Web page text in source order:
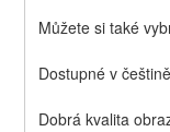
Můžete si také
Dostupné v
Dobrá kvalita